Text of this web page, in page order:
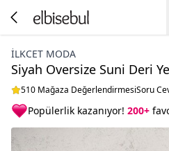
İLKCET MODA
Siyah Oversize Suni Deri
510 Mağaza DeğerlendirmesiSoru
Popülerlik kazanıyor! 200+